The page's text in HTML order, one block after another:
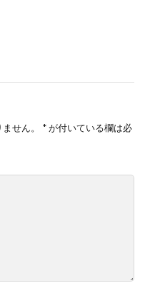
せん。 *が付いている欄は必